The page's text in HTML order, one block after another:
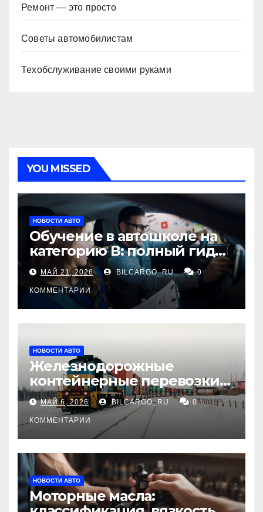
Ремонт — это просто
Советы автомобилистам
Техобслуживание своими руками
YOU MISSED
НОВОСТИ АВТО
Обучение в автошколе на
категорию В: полный гид
для будущих водителей
МАЙ 21, 2026 BILCARGO_RU 0
КОММЕНТАРИИ
НОВОСТИ АВТО
Железнодорожные
контейнерные перевозки
из Китая в Россию:
маршруты, сроки и
требования
МАЙ 6, 2026 BILCARGO_RU 0
КОММЕНТАРИИ
НОВОСТИ АВТО
Моторные масла: